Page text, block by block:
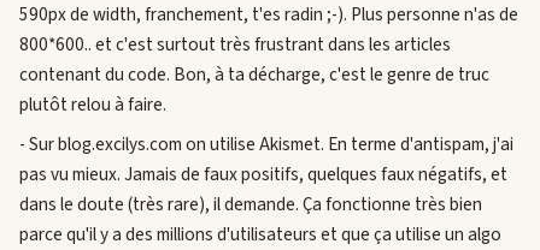
590px de width, franchement, t'es radin ;-). Plus personne n'as de
800*600.. et c'est surtout très frustrant dans les articles
contenant du code. Bon, à ta décharge, c'est le genre de truc
plutôt relou à faire.
- Sur blog.excilys.com on utilise Akismet. En terme d'antispam, j'ai
pas vu mieux. Jamais de faux positifs, quelques faux négatifs, et
dans le doute (très rare), il demande. Ça fonctionne très bien
parce qu'il y a des millions d'utilisateurs et que ça utilise un algo